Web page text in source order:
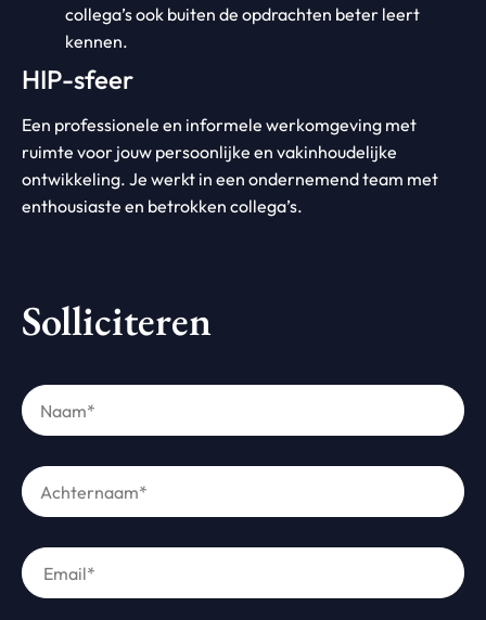
collega’s ook buiten de opdrachten beter leert
kennen.
HIP-sfeer
Een professionele en informele werkomgeving met
ruimte voor jouw persoonlijke en vakinhoudelijke
ontwikkeling. Je werkt in een ondernemend team met
enthousiaste en betrokken collega’s.
Solliciteren